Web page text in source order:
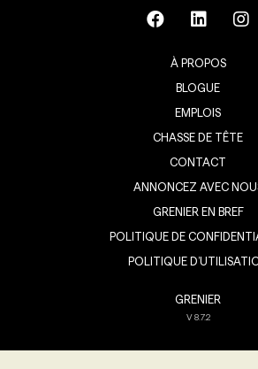
À PROPOS
BLOGUE
EMPLOIS
CHASSE DE TÊTE
CONTACT
ANNONCEZ AVEC
GRENIER EN BREF
POLITIQUE DE
POLITIQUE
GRENIER
V8.7.2